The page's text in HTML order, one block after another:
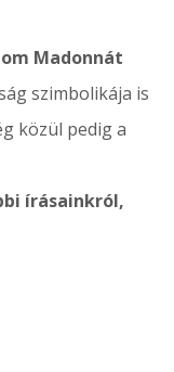
Madonnát
szimbolikája is
közül pedig a
írásainkról,